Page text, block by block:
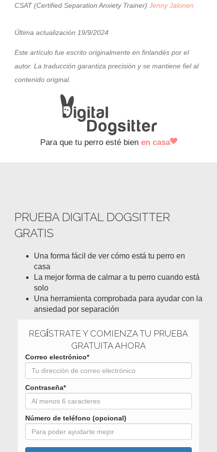
CSAT (Certified Separation Anxiety Trainer) Jenny Jalonen
Última actualización 19/9/2024
Este artículo fue escrito originalmente en finlandés por el
autor. La traducción garantiza precisión y se mantiene fiel al
contenido original.
Para que tu perro esté bien en casa
PRUEBA DIGITAL DOGSITTER
GRATIS
Una forma fácil de ver cómo está tu perro en
casa
La mejor forma de calmar a tu perro cuando está
solo
Una herramienta comprobada para ayudar con la
ansiedad por separación
REGÍSTRATE Y COMIENZA TU PRUEBA
GRATUITA AHORA
Correo electrónico*
Contraseña*
Número de teléfono (opcional)